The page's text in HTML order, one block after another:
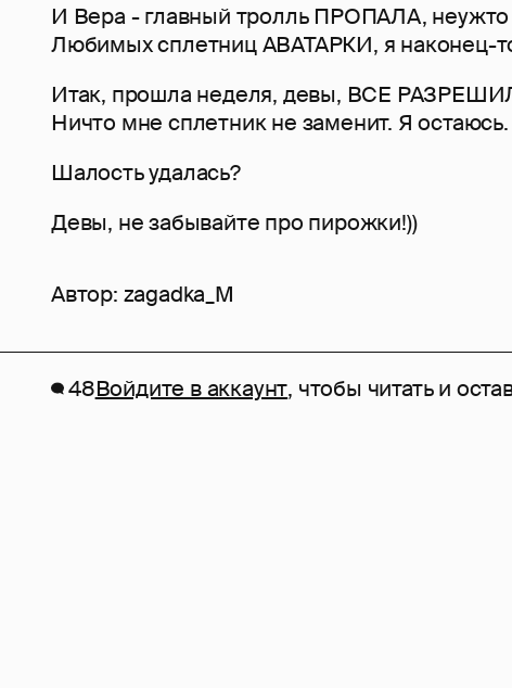
И Вера - главный тролль ПРОПАЛА, неужто
Любимых сплетниц АВАТАРКИ, я наконец-
Итак, прошла неделя, девы, ВСЕ
Ничто мне сплетник не заменит. Я
Шалость удалась?
Девы, не забывайте про пирожки!))
Автор: zagadka_M
48Войдите в аккаунт, чтобы читать и